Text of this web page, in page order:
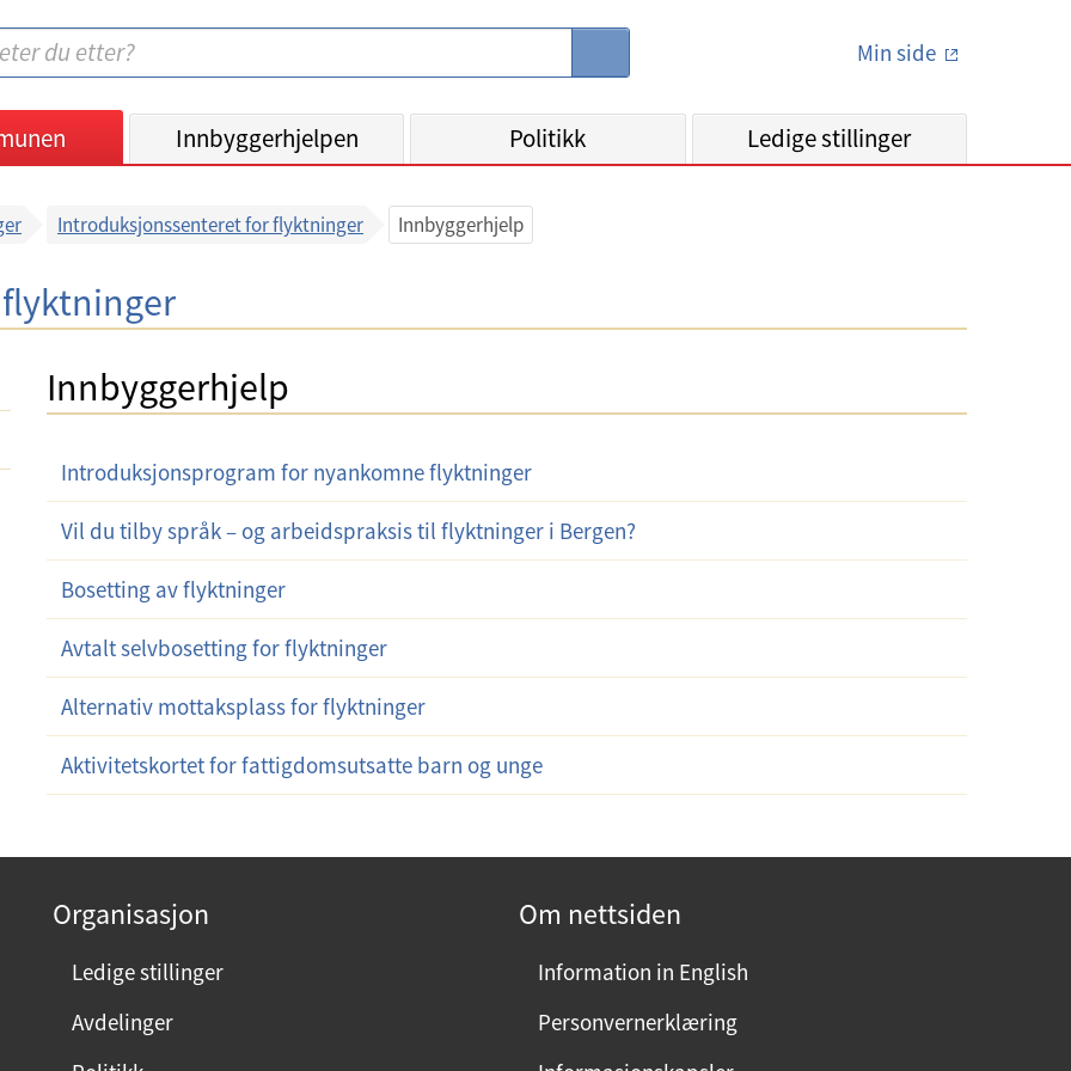
S
Min side
Innbyggerhjelpen Politikk Ledige stillinger
Introduksjonssenteret for flyktninger Innbyggerhjelp
Innbyggerhjelp
Introduksjonsprogram for nyankomne flyktninger
Vil du tilby språk – og arbeidspraksis til flyktninger i Bergen?
Bosetting av flyktninger
Avtalt selvbosetting for flyktninger
Alternativ mottaksplass for flyktninger
Aktivitetskortet for fattigdomsutsatte barn og unge
Organisasjon
Ledige stillinger
Avdelinger
Om nettsiden
Information in English
Personvernerklæring